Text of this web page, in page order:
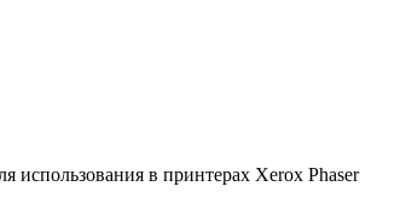
использования в принтерах Xerox Phaser